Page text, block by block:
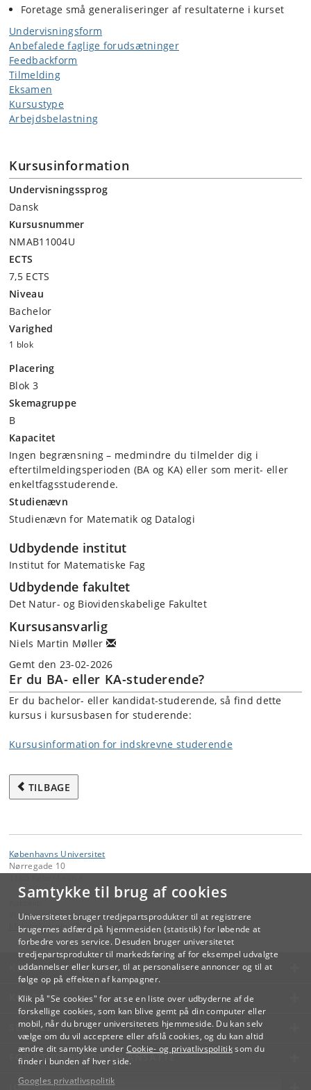
Samtykke til brug af cookies
Universitetet bruger tredjepartsprodukter til at registrere
brugernes adfærd på hjemmesiden (statistik) for løbende at
forbedre vores service. Desuden bruger universitetet
tredjepartsprodukter til markedsføring af for eksempel udvalgte
uddannelser eller kurser, til at personalisere annoncer og til at
følge op på effekten af kampagner.
Klik på "Se cookies" for at se en liste over udbyderne af de
forskellige cookies, som kan blive gemt på din computer eller
mobil, når du bruger universitetets hjemmeside. Du kan selv
vælge om du vil acceptere eller afslå cookies, og du kan altid
ændre dit samtykke under Cookie- og privatlivspolitiksom du
finder i bunden af hver side.
Googles privatlivspolitik
Foretage små generaliseringer af resultaterne i kurset
Undervisningsform
Anbefalede faglige forudsætninger
Feedbackform
Tilmelding
Eksamen
Kursustype
Arbejdsbelastning
Kursusinformation
Undervisningssprog
Dansk
Kursusnummer
NMAB11004U
ECTS
7,5 ECTS
Niveau
Bachelor
Varighed
1 blok
Placering
Blok 3
Skemagruppe
B
Kapacitet
Ingen begrænsning – medmindre du tilmelder dig i
eftertilmeldingsperioden (BA og KA) eller som merit- eller
enkeltfagsstuderende.
Studienævn
Studienævn for Matematik og Datalogi
Udbydende institut
Institut for Matematiske Fag
Udbydende fakultet
Det Natur- og Biovidenskabelige Fakultet
Kursusansvarlig
Niels Martin Møller
Gemt den 23-02-2026
Er du BA- eller KA-studerende?
Er du bachelor- eller kandidat-studerende, så find dette
kursus i kursusbasen for studerende:
Kursusinformation for indskrevne studerende
TILBAGE
Københavns Universitet
Nørregade 10
Videreuddannelse og Livslang Læring
lifelonglearning@adm.ku.dk
KØBENHAVNS UNIVERSITET
KONTAKT
SERVICES
FOR STUDERENDE OG ANSATTE
JOB OG KARRIERE